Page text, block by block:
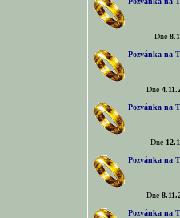
Dne
Pozvánka na
Dne
Pozvánka na
Dne
Pozvánka na
Dne
Pozvánka na